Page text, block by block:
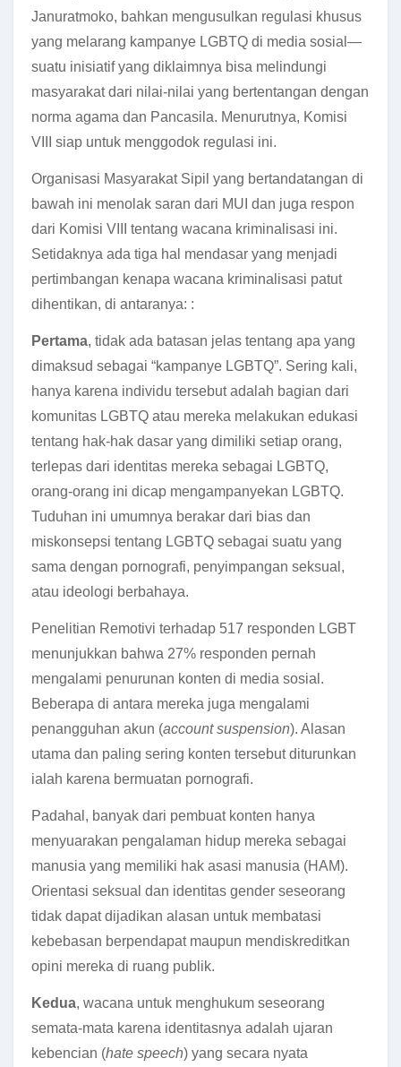
Januratmoko, bahkan mengusulkan regulasi khusus
yang melarang kampanye LGBTQ di media sosial—
suatu inisiatif yang diklaimnya bisa melindungi
masyarakat dari nilai-nilai yang bertentangan dengan
norma agama dan Pancasila. Menurutnya, Komisi
VIII siap untuk menggodok regulasi ini.
Organisasi Masyarakat Sipil yang bertandatangan di
bawah ini menolak saran dari MUI dan juga respon
dari Komisi VIII tentang wacana kriminalisasi ini.
Setidaknya ada tiga hal mendasar yang menjadi
pertimbangan kenapa wacana kriminalisasi patut
dihentikan, di antaranya: :
Pertama, tidak ada batasan jelas tentang apa yang
dimaksud sebagai “kampanye LGBTQ”. Sering kali,
hanya karena individu tersebut adalah bagian dari
komunitas LGBTQ atau mereka melakukan edukasi
tentang hak-hak dasar yang dimiliki setiap orang,
terlepas dari identitas mereka sebagai LGBTQ,
orang-orang ini dicap mengampanyekan LGBTQ.
Tuduhan ini umumnya berakar dari bias dan
miskonsepsi tentang LGBTQ sebagai suatu yang
sama dengan pornografi, penyimpangan seksual,
atau ideologi berbahaya.
Penelitian Remotivi terhadap 517 responden LGBT
menunjukkan bahwa 27% responden pernah
mengalami penurunan konten di media sosial.
Beberapa di antara mereka juga mengalami
penangguhan akun (account suspension). Alasan
utama dan paling sering konten tersebut diturunkan
ialah karena bermuatan pornografi.
Padahal, banyak dari pembuat konten hanya
menyuarakan pengalaman hidup mereka sebagai
manusia yang memiliki hak asasi manusia (HAM).
Orientasi seksual dan identitas gender seseorang
tidak dapat dijadikan alasan untuk membatasi
kebebasan berpendapat maupun mendiskreditkan
opini mereka di ruang publik.
Kedua, wacana untuk menghukum seseorang
semata-mata karena identitasnya adalah ujaran
kebencian (hate speech) yang secara nyata